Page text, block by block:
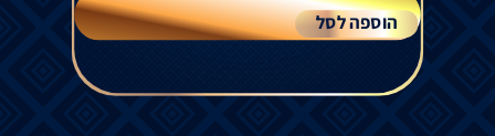
הוספה לסל